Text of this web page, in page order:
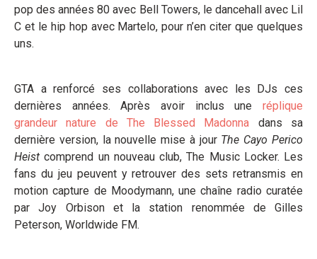
pop des années 80 avec Bell Towers, le dancehall avec Lil
C et le hip hop avec Martelo, pour n’en citer que quelques
uns.
GTA a renforcé ses collaborations avec les DJs ces
dernières années. Après avoir inclus une réplique
grandeur nature de The Blessed Madonna dans sa
dernière version, la nouvelle mise à jour The Cayo Perico
Heist comprend un nouveau club, The Music Locker. Les
fans du jeu peuvent y retrouver des sets retransmis en
motion capture de Moodymann, une chaîne radio curatée
par Joy Orbison et la station renommée de Gilles
Peterson, Worldwide FM.